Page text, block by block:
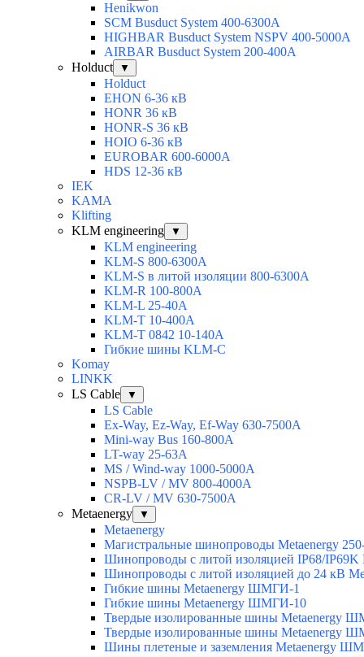
Henikwon
SCM Busduct System 400-6300А
HIGHBAR Busduct System NSPV 400-5000А
AIRBAR Busduct System 200-400А
Holduct
▼
Holduct
EHON 6-36 кВ
HONR 36 кВ
HONR-S 36 кВ
HOIO 6-36 кВ
EUROBAR 600-6000A
HDS 12-36 кВ
IEK
KAMA
Klifting
KLM engineering
▼
KLM engineering
KLM-S 800-6300A
KLM-S в литой изоляции 800-6300A
KLM-R 100-800A
KLM-L 25-40A
KLM-T 10-400A
KLM-T 0842 10-140A
Гибкие шины KLM-C
Komay
LINKK
LS Cable
▼
LS Cable
Ex-Way, Ez-Way, Ef-Way 630-7500A
Mini-way Bus 160-800A
LT-way 25-63A
MS / Wind-way 1000-5000A
NSPB-LV / MV 800-4000A
CR-LV / MV 630-7500A
Metaenergy
▼
Metaenergy
Магистральные шинопроводы Metaenergy
Шинопроводы с литой изоляцией IP68/IP69K
Шинопроводы с литой изоляцией до 24 кВ
Гибкие шины Metaenergy ШМГИ-1
Гибкие шины Metaenergy ШМГИ-10
Твердые изолированные шины Metaenergy
Твердые изолированные шины Metaenergy
Шины плетеные и заземления Metaenergy